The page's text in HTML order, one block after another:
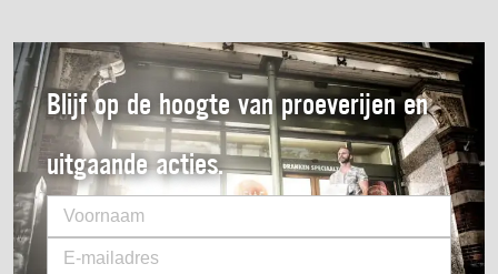
Blijf op de hoogte van proeverijen en
uitgaande acties.